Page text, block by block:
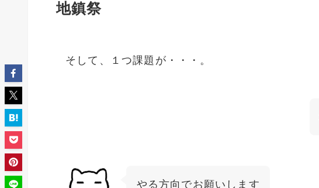
地鎮祭
そして、１つ課題が・・・。
やる方向でお願いします